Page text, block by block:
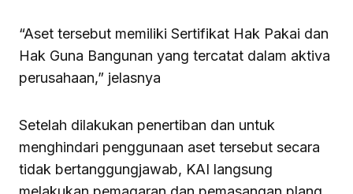
“Aset tersebut memiliki Sertifikat Hak Pakai dan
Hak Guna Bangunan yang tercatat dalam aktiva
perusahaan,” jelasnya
Setelah dilakukan penertiban dan untuk
menghindari penggunaan aset tersebut secara
tidak bertanggungjawab, KAI langsung